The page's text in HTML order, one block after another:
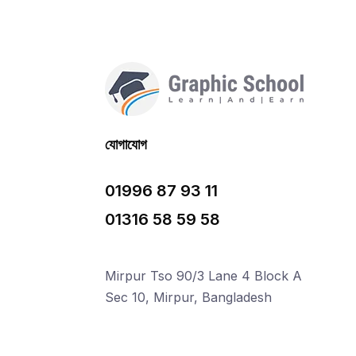
যোগাযোগ
01996 87 93 11
01316 58 59 58
Mirpur Tso 90/3 Lane 4 Block A
Sec 10, Mirpur, Bangladesh